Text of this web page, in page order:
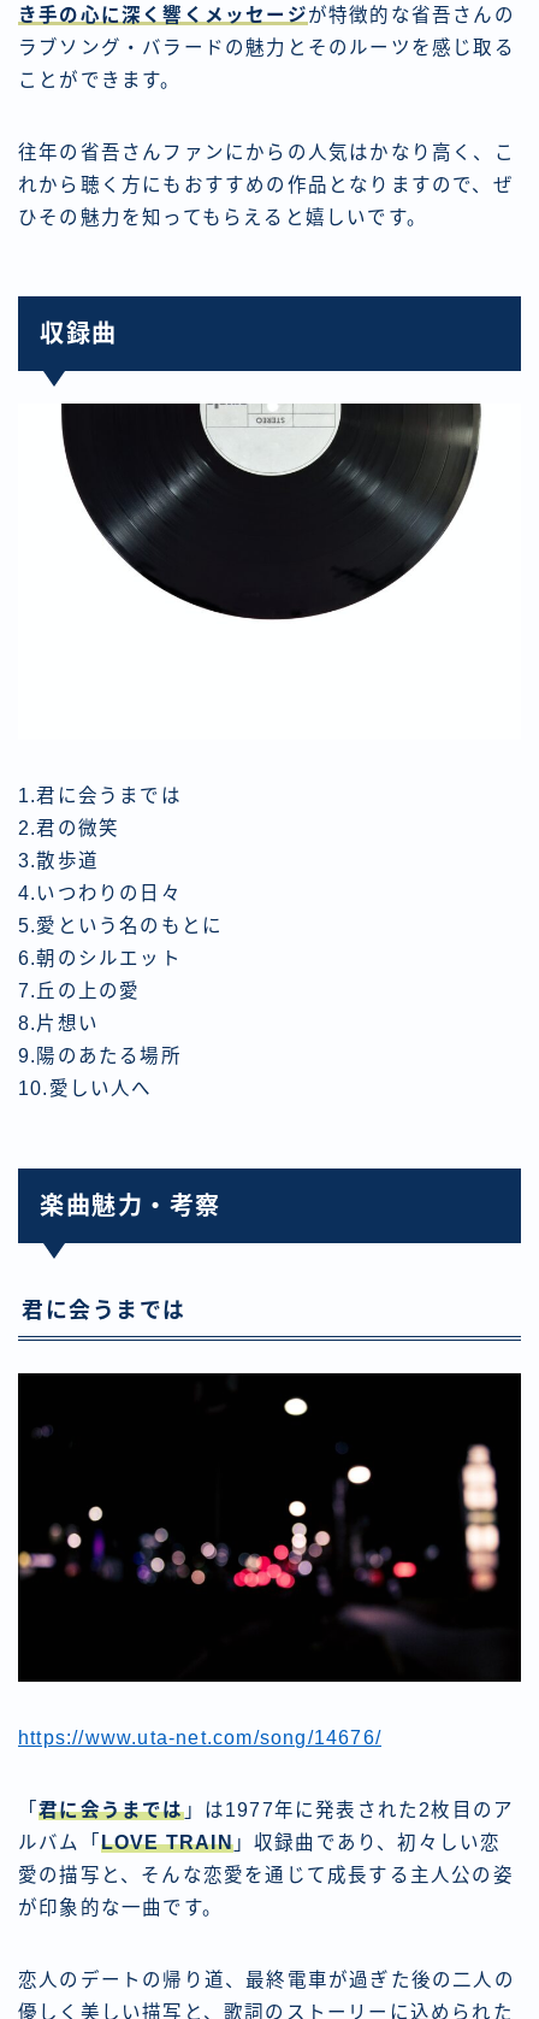
き手の心に深く響くメッセージが特徴的な省吾さんの
ラブソング・バラードの魅力とそのルーツを感じ取る
ことができます。
往年の省吾さんファンにからの人気はかなり高く、こ
れから聴く方にもおすすめの作品となりますので、ぜ
ひその魅力を知ってもらえると嬉しいです。
収録曲
1.君に会うまでは
2.君の微笑
3.散歩道
4.いつわりの日々 ​
5.愛という名のもとに ​
6.朝のシルエット
7.丘の上の愛 ​
8.片想い
9.陽のあたる場所
10.愛しい人へ
楽曲魅力・考察
君に会うまでは
https://www.uta-net.com/song/14676/
「君に会うまでは」は1977年に発表された2枚目のア
ルバム「 LOVE TRAIN」収録曲であり、初々しい恋
愛の描写と、そんな恋愛を通じて成長する主人公の姿
が印象的な一曲です。
恋人のデートの帰り道、最終電車が過ぎた後の二人の
優しく美しい描写と、歌詞のストーリーに込められた